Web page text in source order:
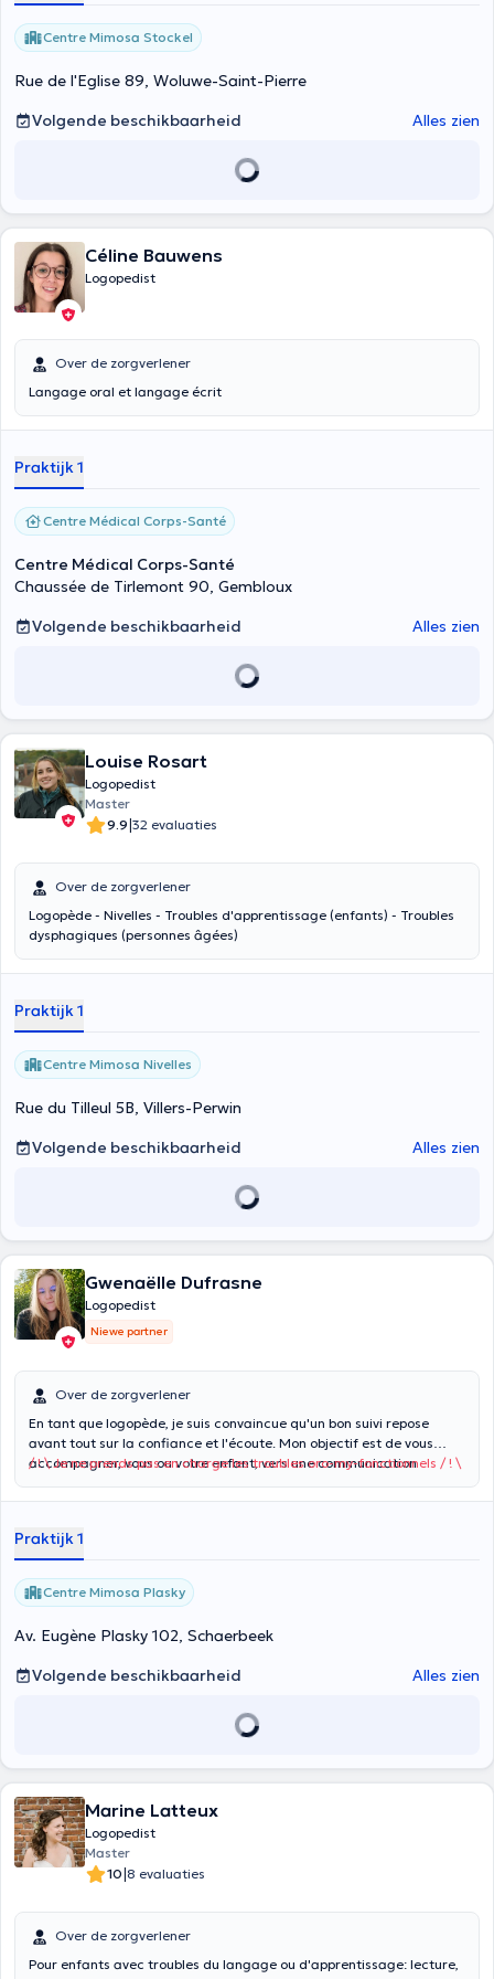
Centre Mimosa Stockel
Rue de l'Eglise 89, Woluwe-Saint-Pierre
Volgende beschikbaarheid
Alles zien
Céline Bauwens
Logopedist
Over de zorgverlener
Langage oral et langage écrit
Praktijk 1
Centre Médical Corps-Santé
Centre Médical Corps-Santé
Chaussée de Tirlemont 90, Gembloux
Volgende beschikbaarheid
Alles zien
Louise Rosart
Logopedist
Master
9.9|32 evaluaties
Over de zorgverlener
Logopède - Nivelles - Troubles d'apprentissage (enfants) - Troubles
dysphagiques (personnes âgées)
Praktijk 1
Centre Mimosa Nivelles
Rue du Tilleul 5B, Villers-Perwin
Volgende beschikbaarheid
Alles zien
Gwenaëlle Dufrasne
Logopedist
Niewe partner
Over de zorgverlener
En tant que logopède, je suis convaincue qu'un bon suivi repose
avant tout sur la confiance et l'écoute. Mon objectif est de vous
accompagner, vous ou votre enfant, vers une communication
troubles du langage oral et écrit, et le suivi adulte (aphasies,
auprès d'enfants TSA, m'a aussi permis d'expérimenter la mise en
place d'outils de Communication Améliorée et Alternative (CAA :
TLA, tablettes).N'hésitez pas à me contacter pour toute question ou
pour prendre rendez-vous.
/ ! \ Je ne prends pas en charge les troubles oro-my-fonctionnels / ! \
Praktijk 1
Centre Mimosa Plasky
Av. Eugène Plasky 102, Schaerbeek
Volgende beschikbaarheid
Alles zien
Marine Latteux
Logopedist
Master
10|8 evaluaties
Over de zorgverlener
Pour enfants avec troubles du langage ou d'apprentissage: lecture,